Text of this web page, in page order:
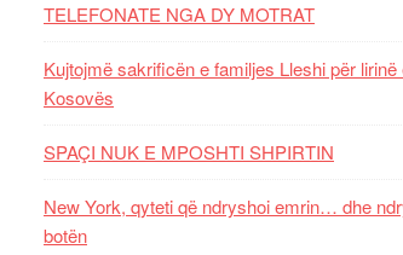
TELEFONATE NGA DY MOTRAT
Kujtojmë sakrificën e familjes Lleshi për lirinë
Kosovës
SPAÇI NUK E MPOSHTI SHPIRTIN
New York, qyteti që ndryshoi emrin… dhe
botën